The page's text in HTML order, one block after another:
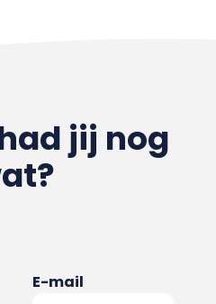
jij nog
E-mail